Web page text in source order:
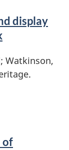
display
Watkinson,
of